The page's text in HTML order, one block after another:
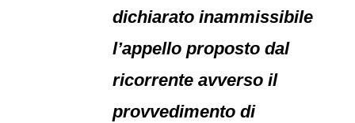
dichiarato inammissibile
l’appello proposto dal
ricorrente avverso il
provvedimento di